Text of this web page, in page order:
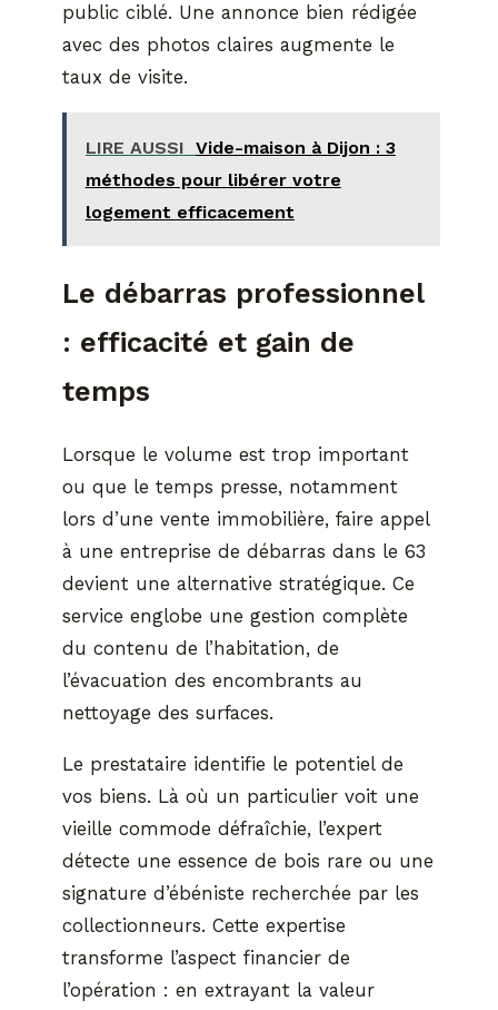
public ciblé. Une annonce bien rédigée
avec des photos claires augmente le
taux de visite.
LIRE AUSSI Vide-maison à Dijon : 3
méthodes pour libérer votre
logement efficacement
Le débarras professionnel
: efficacité et gain de
temps
Lorsque le volume est trop important
ou que le temps presse, notamment
lors d’une vente immobilière, faire appel
à une entreprise de débarras dans le 63
devient une alternative stratégique. Ce
service englobe une gestion complète
du contenu de l’habitation, de
l’évacuation des encombrants au
nettoyage des surfaces.
Le prestataire identifie le potentiel de
vos biens. Là où un particulier voit une
vieille commode défraîchie, l’expert
détecte une essence de bois rare ou une
signature d’ébéniste recherchée par les
collectionneurs. Cette expertise
transforme l’aspect financier de
l’opération : en extrayant la valeur